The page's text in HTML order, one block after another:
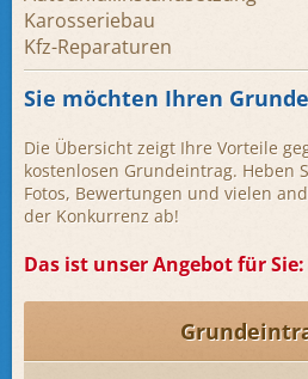
Karosseriebau
Kfz-Reparaturen
Sie möchten Ihren
Die Übersicht zeigt Ihre Vorteile
kostenlosen Grundeintrag. Heben
Fotos, Bewertungen und vielen
der Konkurrenz ab!
Das ist unser Angebot für Sie: